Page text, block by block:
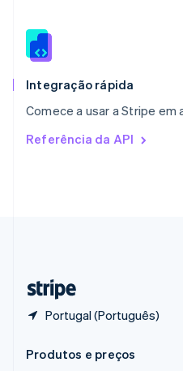
Integração rápida
Comece a usar a Stripe em
Referência da API
Portugal (Português)
RAE de Hong Kong, China
Reino Unido
English
English
English
Produtos e preços